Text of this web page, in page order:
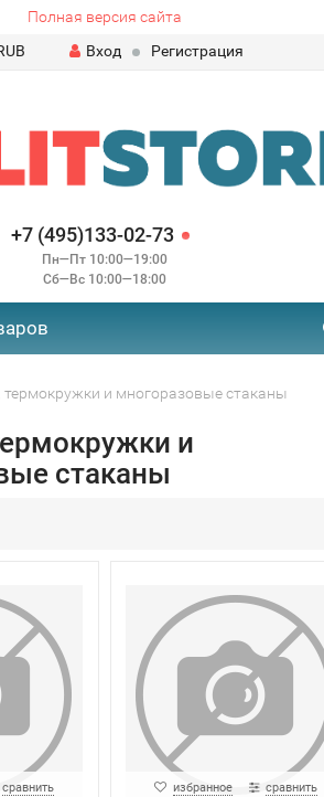
Полная версия сайта
Вход Регистрация
+7 (495)133-02-73
Пн—Пт 10:00—19:00
Сб—Вс 10:00—18:00
и многоразовые стаканы
и
стаканы
сравнить избранное сравнить